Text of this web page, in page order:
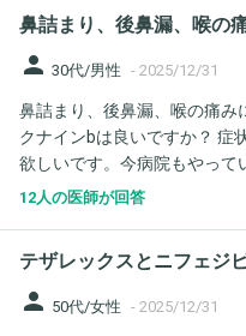
が報道されていました。この
5回目で酷い後遺症が出た、
っていること、複数回接種後
とを知ったことから、現在、
近な方から係る相談を受けた
されますでしょうか？よろし
鼻詰まり、後鼻漏、喉の
person 30代/男性 - 2025/12/31
鼻詰まり、後鼻漏、喉の痛み
クナインbは良いですか？ 症状がやわらぐもの、早く治るものが
欲しいです。今病院もやって
12人の医師が回答
テザレックスとニフェジ
person 50代/女性 - 2025/12/31